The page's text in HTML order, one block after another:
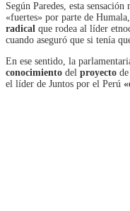
Según Paredes, esta
«fuertes» por parte de
radical que rodea al líder
cuando aseguró que si tenía
En ese sentido, la
conocimiento del proyecto
el líder de Juntos por el Perú